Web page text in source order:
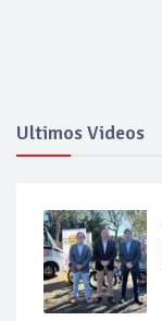
Ultimos Videos